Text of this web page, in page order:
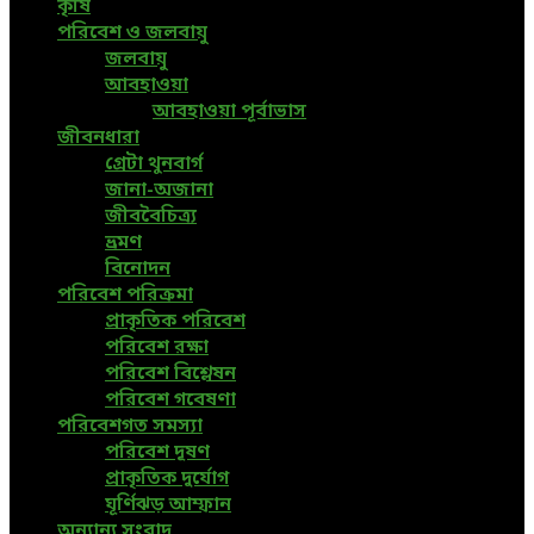
কৃষি
পরিবেশ ও জলবায়ু
জলবায়ু
আবহাওয়া
আবহাওয়া পূর্বাভাস
জীবনধারা
গ্রেটা থুনবার্গ
জানা-অজানা
জীববৈচিত্র্য
ভ্রমণ
বিনোদন
পরিবেশ পরিক্রমা
প্রাকৃতিক পরিবেশ
পরিবেশ রক্ষা
পরিবেশ বিশ্লেষন
পরিবেশ গবেষণা
পরিবেশগত সমস্যা
পরিবেশ দূষণ
প্রাকৃতিক দুর্যোগ
ঘূর্ণিঝড় আম্ফান